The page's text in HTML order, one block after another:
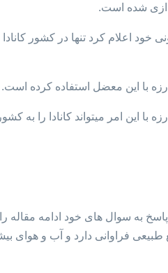
شده است.
اعلام کرد تنها در کشور
با این معضل استفاده کرده است.
این امر میتواند کانادا را به
به سوال های خود ادامه مقاله
منابع طبیعی فراوانی دارد و آب و